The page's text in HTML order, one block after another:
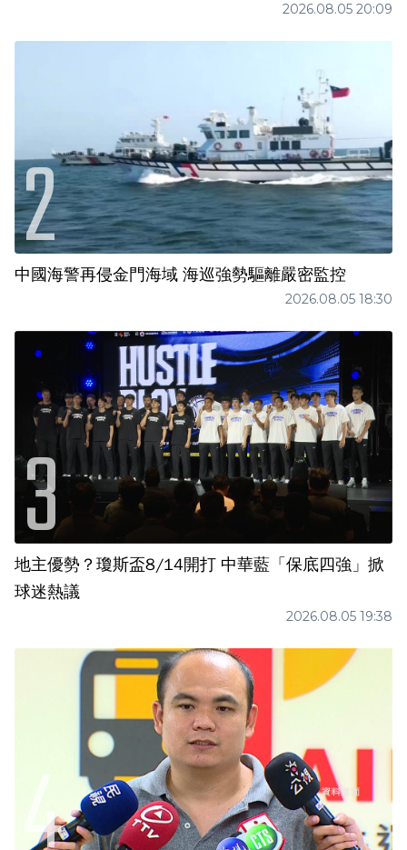
2026.08.05 20:09
中國海警再侵金門海域 海巡強勢驅離嚴密監控
2026.08.05 18:30
地主優勢？瓊斯盃8/14開打 中華藍「保底四強」掀
球迷熱議
2026.08.05 19:38